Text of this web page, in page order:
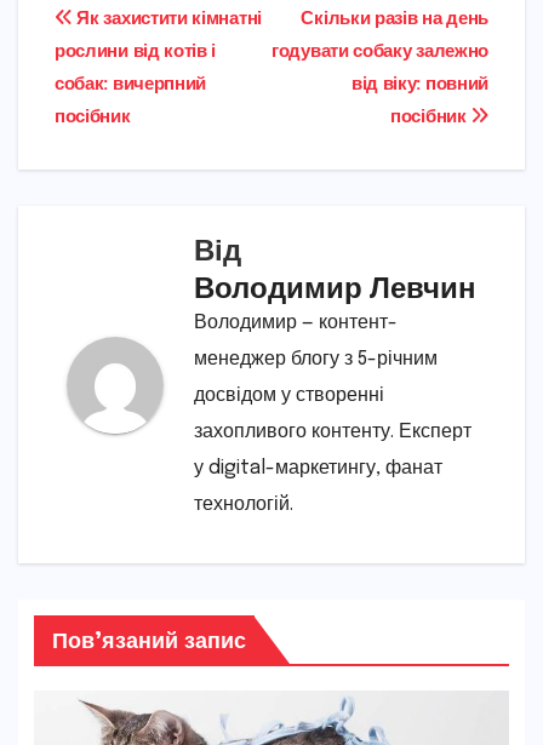
Навігація
записів
Скільки разів на день
годувати собаку залежно
від віку: повний
посібник
Як захистити кімнатні
рослини від котів і
собак: вичерпний
посібник
Від
Володимир Левчин
Володимир — контент-
менеджер блогу з 5-річним
досвідом у створенні
захопливого контенту. Експерт
у digital-маркетингу, фанат
технологій.
Пов’язаний запис